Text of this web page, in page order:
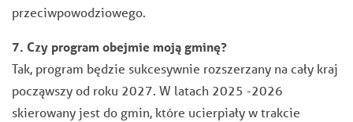
przeciwpowodziowego.
7. Czy program obejmie moją gminę?
Tak, program będzie sukcesywnie rozszerzany na cały kraj
począwszy od roku 2027. W latach 2025 -2026
skierowany jest do gmin, które ucierpiały w trakcie